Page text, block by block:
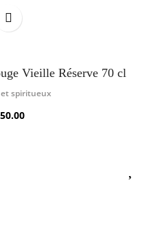
Vieille Réserve 70 cl
spiritueux